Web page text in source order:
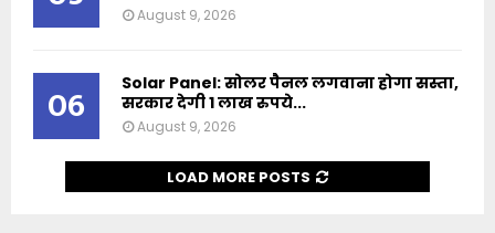
August 9, 2026
06
Solar Panel: सोलर पैनल लगवाना होगा सस्ता,
सरकार देगी 1 लाख रुपये...
August 9, 2026
LOAD MORE POSTS